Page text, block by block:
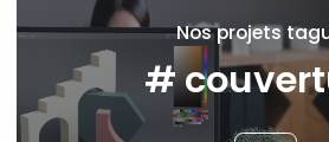
Nos projets
#